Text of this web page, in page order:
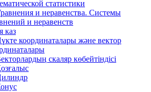
статистики
и неравенства. Системы
и неравенств
каз
координаталары және вектор
скаляр көбейтіндісі